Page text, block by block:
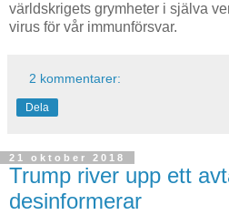
världskrigets grymheter i själva
virus för vår immunförsvar.
2 kommentarer:
Dela
21 oktober 2018
Trump river upp ett
desinformerar